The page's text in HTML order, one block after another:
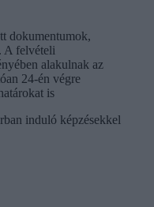
dokumentumok,
A felvételi
alakulnak az
24-én végre
is
induló képzésekkel